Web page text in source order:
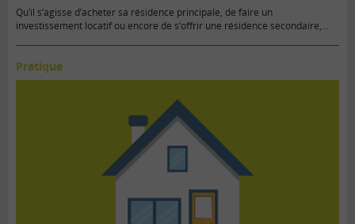
Qu’il s’agisse d’acheter sa résidence principale, de faire un
investissement locatif ou encore de s’offrir une résidence secondaire,…
Pratique